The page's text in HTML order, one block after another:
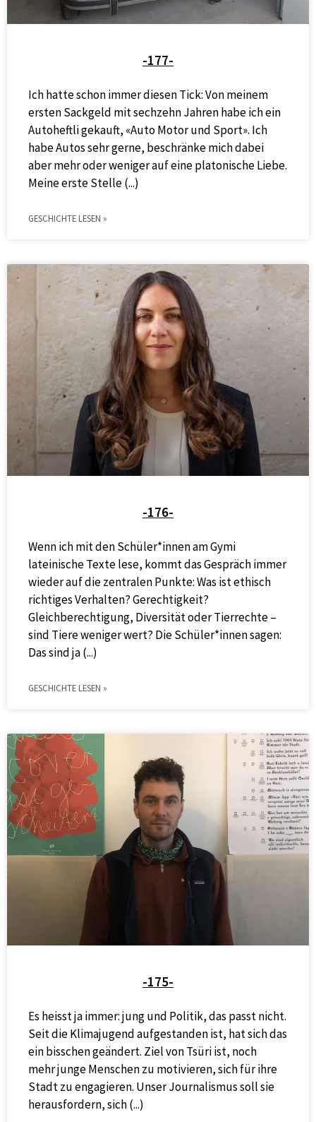
-177-
Ich hatte schon immer diesen Tick: Von meinem
ersten Sackgeld mit sechzehn Jahren habe ich ein
Autoheftli gekauft, «Auto Motor und Sport». Ich
habe Autos sehr gerne, beschränke mich dabei
aber mehr oder weniger auf eine platonische Liebe.
Meine erste Stelle
GESCHICHTE LESEN »
-176-
Wenn ich mit den Schüler*innen am Gymi
lateinische Texte lese, kommt das Gespräch immer
wieder auf die zentralen Punkte: Was ist ethisch
richtiges Verhalten? Gerechtigkeit?
Gleichberechtigung, Diversität oder Tierrechte –
sind Tiere weniger wert? Die Schüler*innen sagen:
Das sind ja
GESCHICHTE LESEN »
-175-
Es heisst ja immer: jung und Politik, das passt nicht.
Seit die Klimajugend aufgestanden ist, hat sich das
ein bisschen geändert. Ziel von Tsüri ist, noch
mehr junge Menschen zu motivieren, sich für ihre
Stadt zu engagieren. Unser Journalismus soll sie
herausfordern, sich